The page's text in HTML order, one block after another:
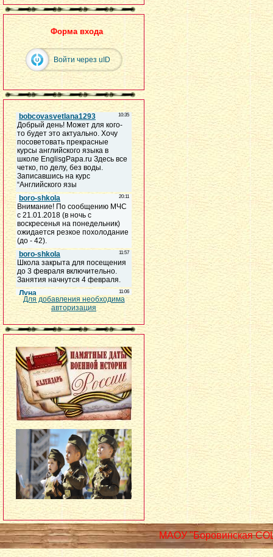
Форма входа
Войти через uID
Для добавления необходима
авторизация
МАОУ "Боровинская